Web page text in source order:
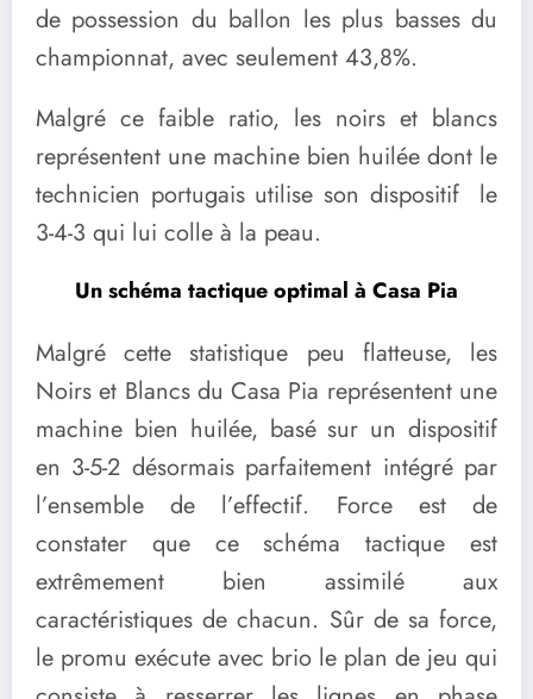
de possession du ballon les plus basses du
championnat, avec seulement 43,8%.
Malgré ce faible ratio, les noirs et blancs
représentent une machine bien huilée dont le
technicien portugais utilise son dispositif le
3-4-3 qui lui colle à la peau.
Un schéma tactique optimal à Casa Pia
Malgré cette statistique peu flatteuse, les
Noirs et Blancs du Casa Pia représentent une
machine bien huilée, basé sur un dispositif
en 3-5-2 désormais parfaitement intégré par
l’ensemble de l’effectif. Force est de
constater que ce schéma tactique est
extrêmement bien assimilé aux
caractéristiques de chacun. Sûr de sa force,
le promu exécute avec brio le plan de jeu qui